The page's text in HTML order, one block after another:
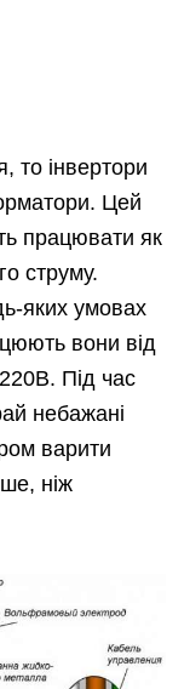
то інвертори
Цей
працювати як
струму.
яких умовах
вони від
Під час
небажані
варити
ніж